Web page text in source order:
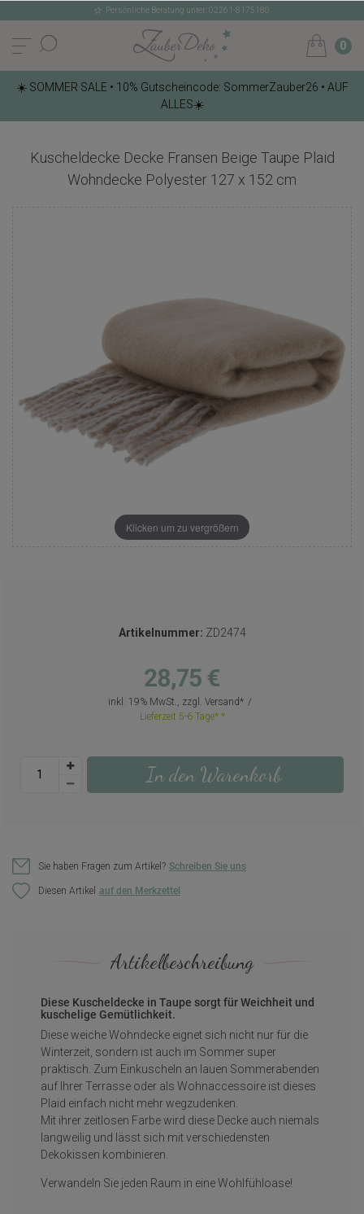
Persönliche Beratung unter: 02261-8175180
0
☀️ SOMMER SALE • 10% Gutscheincode: SommerZauber26 • AUF
ALLES☀️
Kuscheldecke Decke Fransen Beige Taupe Plaid
Wohndecke Polyester 127 x 152 cm
Klicken um zu vergrößern
Artikelnummer: ZD2474
28,75 €
inkl. 19% MwSt., zzgl. Versand
Lieferzeit 5-6 Tage*
In den Warenkorb
Sie haben Fragen zum Artikel? Schreiben Sie uns
Diesen Artikel
Artikelbeschreibung
Diese Kuscheldecke in Taupe sorgt für Weichheit und
kuschelige Gemütlichkeit.
Diese weiche Wohndecke eignet sich nicht nur für die
Winterzeit, sondern ist auch im Sommer super
praktisch. Zum Einkuscheln an lauen Sommerabenden
auf Ihrer Terrasse oder als Wohnaccessoire ist dieses
Plaid einfach nicht mehr wegzudenken.
Mit ihrer zeitlosen Farbe wird diese Decke auch niemals
langweilig und lässt sich mit verschiedensten
Dekokissen kombinieren.
Verwandeln Sie jeden Raum in eine Wohlfühloase!